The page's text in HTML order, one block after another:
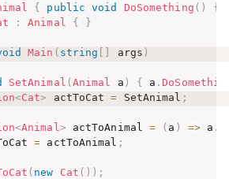
{ public void DoSomething ( ) {
: Animal { }
Main ( string [ ] args )
SetAnimal (Animal a ) { a .
<Cat> actToCat = SetAnimal ;
<Animal > actToAnimal = ( a ) => a .
= actToAnimal ;
( new Cat ( ) ) ;